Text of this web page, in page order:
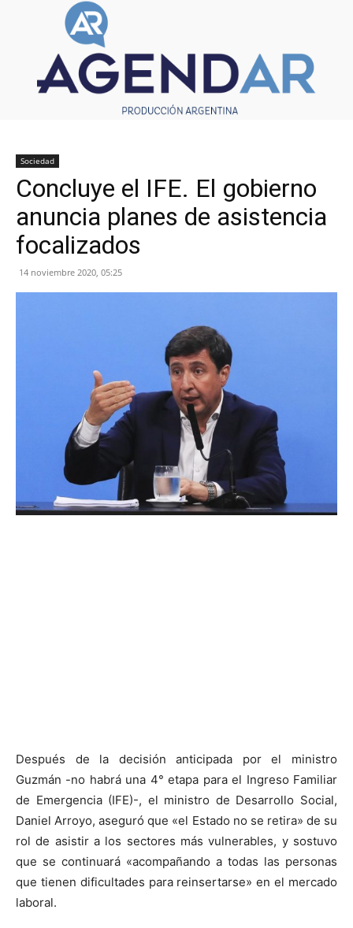
Sociedad
Concluye el IFE. El gobierno
anuncia planes de asistencia
focalizados
14 noviembre 2020, 05:25
Después de la decisión anticipada por el ministro
Guzmán -no habrá una 4° etapa para el Ingreso Familiar
de Emergencia (IFE)-, el ministro de Desarrollo Social,
Daniel Arroyo, aseguró que «el Estado no se retira» de su
rol de asistir a los sectores más vulnerables, y sostuvo
que se continuará «acompañando a todas las personas
que tienen dificultades para reinsertarse» en el mercado
laboral.